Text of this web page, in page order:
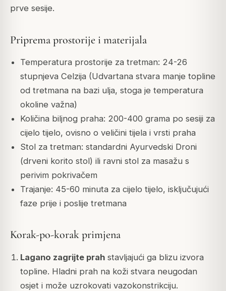
prve sesije.
Priprema prostorije i materijala
Temperatura prostorije za tretman: 24-26
stupnjeva Celzija (Udvartana stvara manje topline
od tretmana na bazi ulja, stoga je temperatura
okoline važna)
Količina biljnog praha: 200-400 grama po sesiji za
cijelo tijelo, ovisno o veličini tijela i vrsti praha
Stol za tretman: standardni Ayurvedski Droni
(drveni korito stol) ili ravni stol za masažu s
perivim pokrivačem
Trajanje: 45-60 minuta za cijelo tijelo, isključujući
faze prije i poslije tretmana
Korak-po-korak primjena
Lagano zagrijte prahstavljajući ga blizu izvora
topline. Hladni prah na koži stvara neugodan
osjet i može uzrokovati vazokonstrikciju.